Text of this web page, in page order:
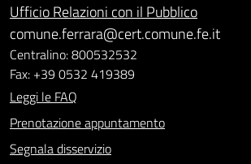
Ufficio Relazioni con il Pubblico
comune.ferrara@cert.comune.fe.it
Centralino: 800532532
Fax: +39 0532 419389
Leggi le FAQ
Prenotazione appuntamento
Segnala disservizio